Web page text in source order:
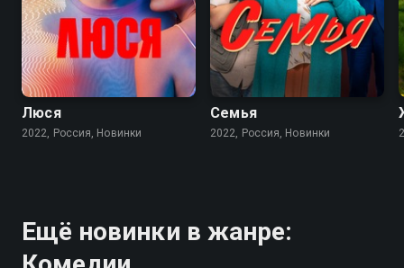
Люся
2022, Россия, Новинки
Семья
2022, Россия, Новинки
Ещё новинки в жанре: